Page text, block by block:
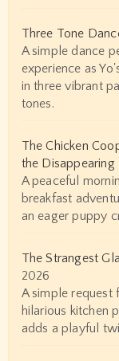
Three Tone
A simple dance
experience as
in three vibrant
tones.
The Chicken
the Disappearing
A peaceful
breakfast
an eager puppy
The Strangest
2026
A simple request
hilarious kitchen
adds a playful